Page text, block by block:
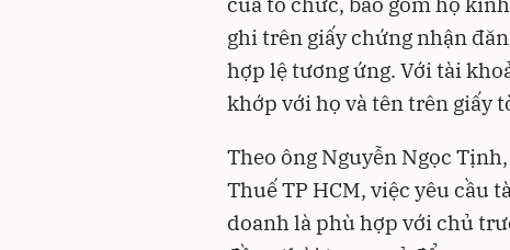
ghi trên giấy chứng nhận
hợp lệ tương ứng. Với tài
khớp với họ và tên trên giấy
Theo ông Nguyễn Ngọc
Thuế TP HCM, việc yêu cầu
doanh là phù hợp với chủ